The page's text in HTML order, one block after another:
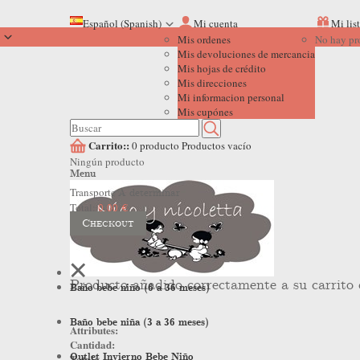
Español (Spanish)
Mi cuenta
Mis ordenes
Mis devoluciones de mercancia
Mis hojas de crédito
Mis direcciones
Mi informacion personal
Mis cupónes
Mi
No hay
Carrito:: 0producto Productosvacío
Ningún producto
TransporteA determinar
Total:
0,00 €
Checkout
Producto añadido correctamente a su carrito
Attributes:
Cantidad:
Menu
Baño bebe niño (6 a 36 meses)
Baño bebe niña (3 a 36 meses)
Outlet Invierno Bebe Niño